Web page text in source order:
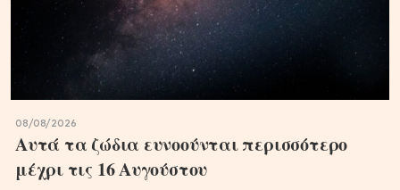
08/08/2026
Aυτά τα ζώδια ευνοούνται περισσότερο
μέχρι τις 16 Αυγούστου